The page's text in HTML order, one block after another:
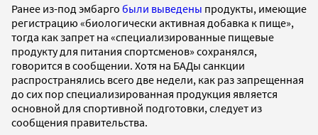
Ранее из-под эмбарго были выведены продукты, имеющие
регистрацию «биологически активная добавка к пище»,
тогда как запрет на «специализированные пищевые
продукту для питания спортсменов» сохранялся,
говорится в сообщении. Хотя на БАДы санкции
распространялись всего две недели, как раз запрещенная
до сих пор специализированная продукция является
основной для спортивной подготовки, следует из
сообщения правительства.